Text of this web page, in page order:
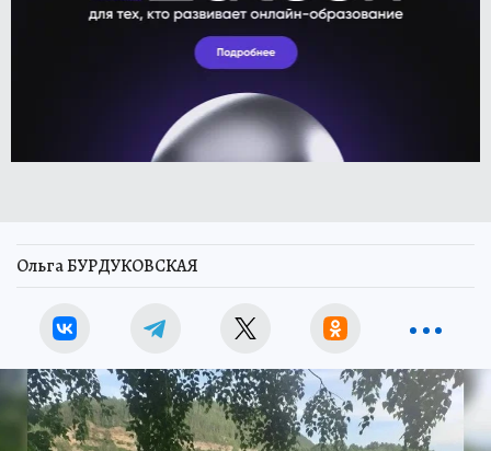
Ольга БУРДУКОВСКАЯ